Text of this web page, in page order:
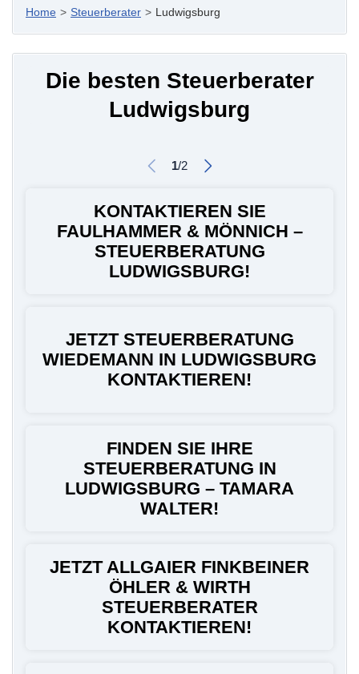
Home > Steuerberater > Ludwigsburg
Die besten Steuerberater
Ludwigsburg
1/2
KONTAKTIEREN SIE
FAULHAMMER & MÖNNICH –
STEUERBERATUNG
LUDWIGSBURG!
JETZT STEUERBERATUNG
WIEDEMANN IN LUDWIGSBURG
KONTAKTIEREN!
FINDEN SIE IHRE
STEUERBERATUNG IN
LUDWIGSBURG – TAMARA
WALTER!
JETZT ALLGAIER FINKBEINER
ÖHLER & WIRTH
STEUERBERATER
KONTAKTIEREN!